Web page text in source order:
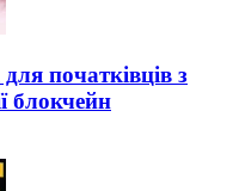
початківців з
блокчейн